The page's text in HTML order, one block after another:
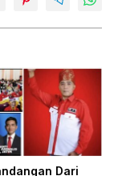
Dari